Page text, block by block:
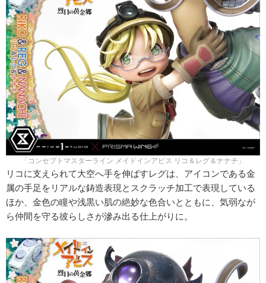
「コンセプトマスターライン メイドインアビス リコ＆レグ＆ナナチ」
リコに支えられて大空へ手を伸ばすレグは、アイコンである金
属の手足をリアルな鋳造表現とスクラッチ加工で表現している
ほか、金色の瞳や浅黒い肌の絶妙な色合いとともに、気弱なが
ら仲間を守る彼らしさが滲み出る仕上がりに。